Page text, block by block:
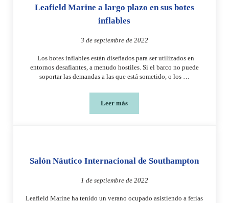
Leafield Marine a largo plazo en sus botes
inflables
3 de septiembre de 2022
Los botes inflables están diseñados para ser utilizados en
entornos desafiantes, a menudo hostiles. Si el barco no puede
soportar las demandas a las que está sometido, o los …
Leer másPor qué vale la pena elegir las
Salón Náutico Internacional de Southampton
1 de septiembre de 2022
Leafield Marine ha tenido un verano ocupado asistiendo a ferias